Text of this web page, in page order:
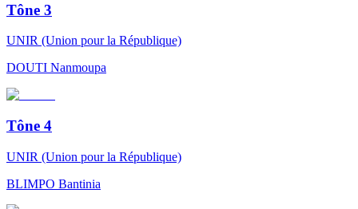
Tône 3
UNIR (Union pour la République)
DOUTI Nanmoupa
Tône 4
UNIR (Union pour la République)
BLIMPO Bantinia